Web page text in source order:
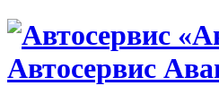
Автосервис